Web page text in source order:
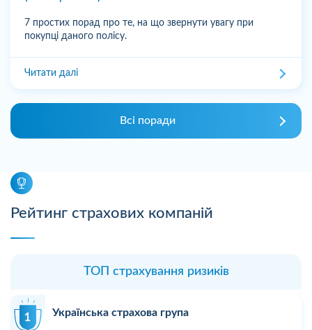
7 простих порад про те, на що звернути увагу при
покупці даного полісу.
Читати далі
Всі поради
Рейтинг страхових компаній
ТОП страхування ризиків
Українська страхова група